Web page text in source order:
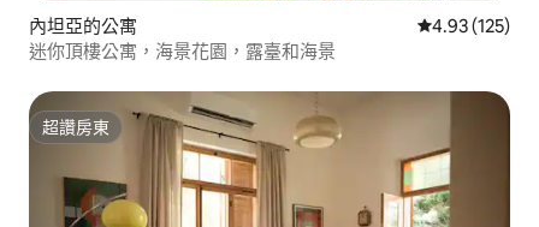
內坦亞的公寓 從 125 則評價
4.93 (125)
迷你頂樓公寓，海景花園，露臺和海景
超讚房東
超讚房東